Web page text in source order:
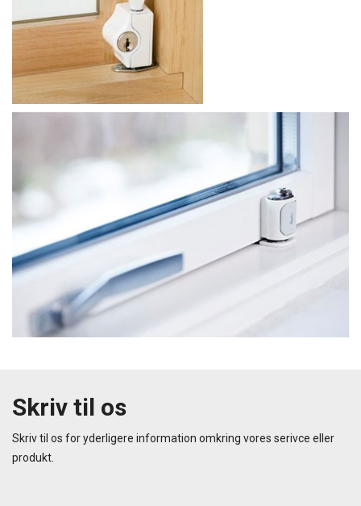
Skriv til os
Skriv til os for yderligere information omkring vores serivce eller
produkt.